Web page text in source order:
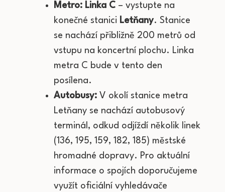
Metro: Linka C – vystupte na
konečné stanici Letňany. Stanice
se nachází přibližně 200 metrů od
vstupu na koncertní plochu. Linka
metra C bude v tento den
posílena.
Autobusy: V okolí stanice metra
Letňany se nachází autobusový
terminál, odkud odjíždí několik linek
(136, 195, 159, 182, 185) městské
hromadné dopravy. Pro aktuální
informace o spojích doporučujeme
využít oficiální vyhledávače